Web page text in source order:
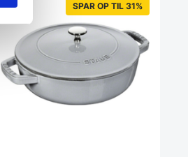
SPAR OP TIL 31%